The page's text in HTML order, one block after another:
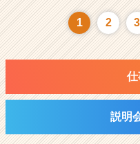
1 2 3
仕
説明